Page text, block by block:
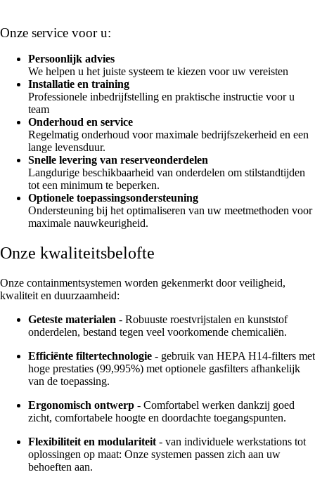
Onze service voor u:
Persoonlijk advies
We helpen u het juiste systeem te kiezen voor uw vereisten
Installatie en training
Professionele inbedrijfstelling en praktische instructie voor u
team
Onderhoud en service
Regelmatig onderhoud voor maximale bedrijfszekerheid en een
lange levensduur.
Snelle levering van reserveonderdelen
Langdurige beschikbaarheid van onderdelen om stilstandtijden
tot een minimum te beperken.
Optionele toepassingsondersteuning
Ondersteuning bij het optimaliseren van uw meetmethoden voor
maximale nauwkeurigheid.
Onze kwaliteitsbelofte
Onze containmentsystemen worden gekenmerkt door veiligheid,
kwaliteit en duurzaamheid:
Geteste materialen - Robuuste roestvrijstalen en kunststof
onderdelen, bestand tegen veel voorkomende chemicaliën.
Efficiënte filtertechnologie - gebruik van HEPA H14‑filters met
hoge prestaties (99,995%) met optionele gasfilters afhankelijk
van de toepassing.
Ergonomisch ontwerp - Comfortabel werken dankzij goed
zicht, comfortabele hoogte en doordachte toegangspunten.
Flexibiliteit en modulariteit - van individuele werkstations tot
oplossingen op maat: Onze systemen passen zich aan uw
behoeften aan.